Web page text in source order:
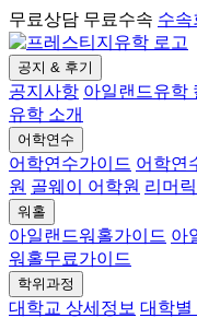
무료상담 무료수속 수속
공지 & 후기
공지사항 아일랜드유학
유학 소개
어학연수
어학연수가이드 어학연
원 골웨이 어학원 리머
워홀
아일랜드워홀가이드 아
워홀무료가이드
학위과정
대학교 상세정보 대학별